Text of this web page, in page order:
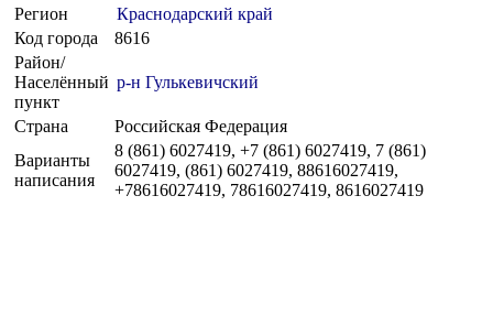
Регион
Краснодарский край
Код города
8616
Район/
Населённый
пункт
р-н Гулькевичский
Страна
Российская Федерация
Варианты
написания
8 (861) 6027419, +7 (861) 6027419, 7 (861)
6027419, (861) 6027419, 88616027419,
+78616027419, 78616027419, 8616027419